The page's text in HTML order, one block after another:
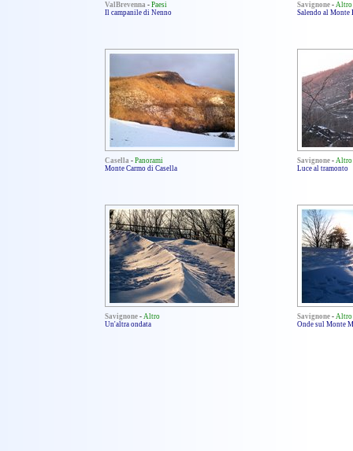
ValBrevenna - Paesi
Il campanile di Nenno
Savignone - Altro
Salendo al Monte
Casella - Panorami
Monte Carmo di Casella
Savignone - Altro
Luce al tramonto
Savignone - Altro
Un'altra ondata
Savignone - Altro
Onde sul Monte